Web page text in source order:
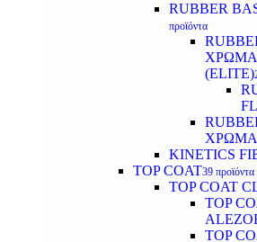
RUBBER
προϊόντα
ΧΡΩΜΑ
(ELITE)
ΧΡΩΜΑ
KINETICS
TOP COAT39 προϊόντα
TOP COAT
TOP
TOP